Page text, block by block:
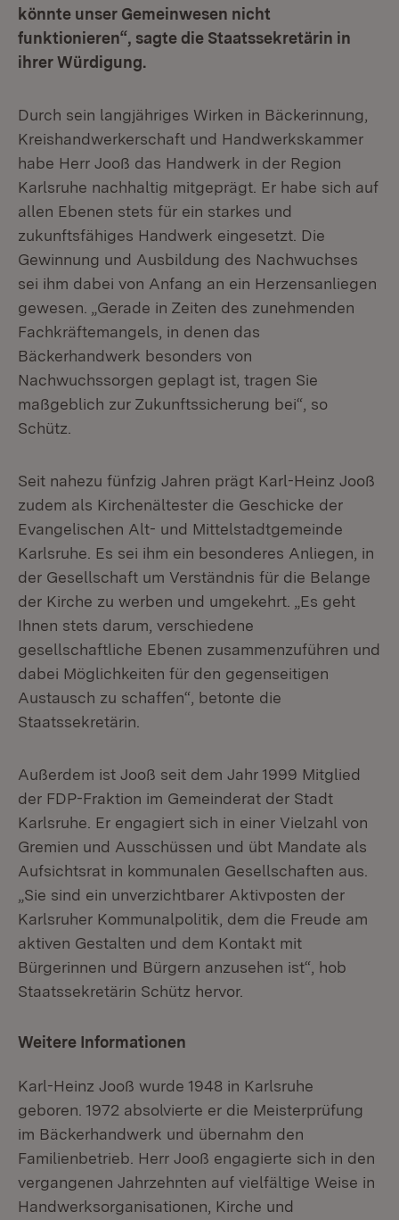
könnte unser Gemeinwesen nicht
funktionieren“, sagte die Staatssekretärin in
ihrer Würdigung.
Durch sein langjähriges Wirken in Bäckerinnung,
Kreishandwerkerschaft und Handwerkskammer
habe Herr Jooß das Handwerk in der Region
Karlsruhe nachhaltig mitgeprägt. Er habe sich auf
allen Ebenen stets für ein starkes und
zukunftsfähiges Handwerk eingesetzt. Die
Gewinnung und Ausbildung des Nachwuchses
sei ihm dabei von Anfang an ein Herzensanliegen
gewesen. „Gerade in Zeiten des zunehmenden
Fachkräftemangels, in denen das
Bäckerhandwerk besonders von
Nachwuchssorgen geplagt ist, tragen Sie
maßgeblich zur Zukunftssicherung bei“, so
Schütz.
Seit nahezu fünfzig Jahren prägt Karl-Heinz Jooß
zudem als Kirchenältester die Geschicke der
Evangelischen Alt- und Mittelstadtgemeinde
Karlsruhe. Es sei ihm ein besonderes Anliegen, in
der Gesellschaft um Verständnis für die Belange
der Kirche zu werben und umgekehrt. „Es geht
Ihnen stets darum, verschiedene
gesellschaftliche Ebenen zusammenzuführen und
dabei Möglichkeiten für den gegenseitigen
Austausch zu schaffen“, betonte die
Staatssekretärin.
Außerdem ist Jooß seit dem Jahr 1999 Mitglied
der FDP-Fraktion im Gemeinderat der Stadt
Karlsruhe. Er engagiert sich in einer Vielzahl von
Gremien und Ausschüssen und übt Mandate als
Aufsichtsrat in kommunalen Gesellschaften aus.
„Sie sind ein unverzichtbarer Aktivposten der
Karlsruher Kommunalpolitik, dem die Freude am
aktiven Gestalten und dem Kontakt mit
Bürgerinnen und Bürgern anzusehen ist“, hob
Staatssekretärin Schütz hervor.
Weitere Informationen
Karl-Heinz Jooß wurde 1948 in Karlsruhe
geboren. 1972 absolvierte er die Meisterprüfung
im Bäckerhandwerk und übernahm den
Familienbetrieb. Herr Jooß engagierte sich in den
vergangenen Jahrzehnten auf vielfältige Weise in
Handwerksorganisationen, Kirche und